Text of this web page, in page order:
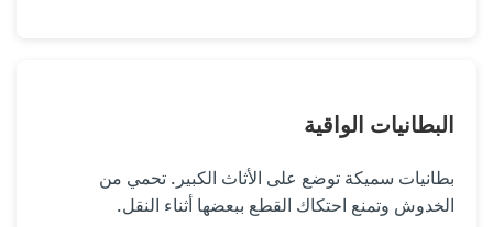
البطانيات الواقية
بطانيات سميكة توضع على الأثاث الكبير. تحمي من
الخدوش وتمنع احتكاك القطع ببعضها أثناء النقل.